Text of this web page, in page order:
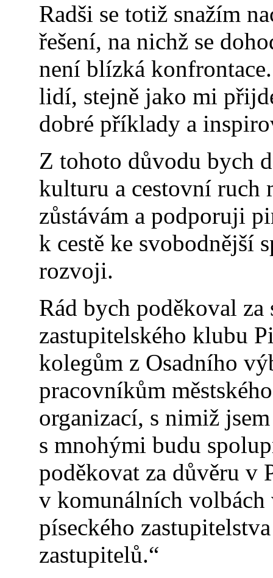
Radši se totiž snažím
řešení, na nichž se
není blízká
lidí, stejně jako mi
dobré příklady a
Z tohoto důvodu bych
kulturu a cestovní ruch
zůstávám a podporuji
k cestě ke svobodnější
rozvoji.
Rád bych poděkoval
zastupitelského klubu
kolegům z Osadního
pracovníkům
organizací, s nimiž
s mnohými budu
poděkovat za důvěru
v komunálních volbách
píseckého
zastupitelů.“